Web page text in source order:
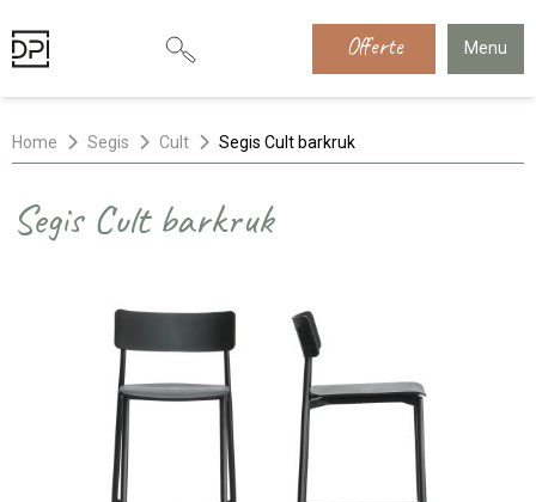
Offerte Menu
Home Segis Cult Segis Cult barkruk
Segis Cult barkruk